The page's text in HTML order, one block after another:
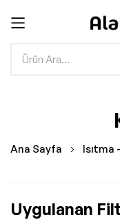
Ana Sayfa Isıtma
Uygulanan